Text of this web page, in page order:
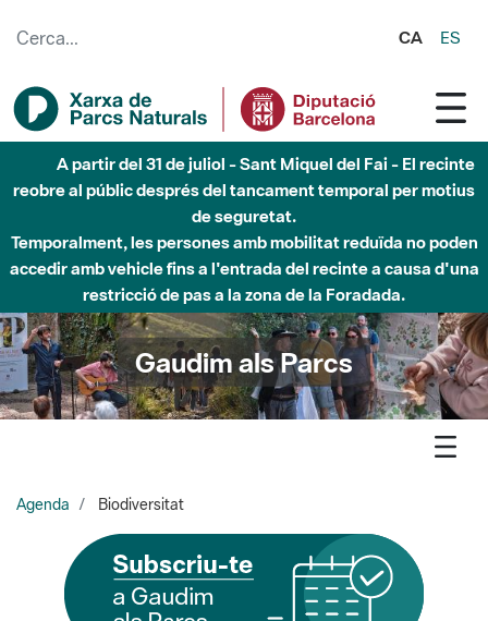
CA ES
Fins al desembre de 2026 - Parc Fluvial Besòs -
Afectacions a la llera del Parc Fluvial del Besòs degut a
obres de construcció d'una passera sobre el riu
Gaudim als Parcs
Agenda Biodiversitat
I cada dimarts rebràs les activitats dels parcs